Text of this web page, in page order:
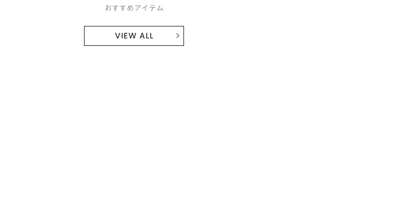
おすすめアイテム
VIEW ALL